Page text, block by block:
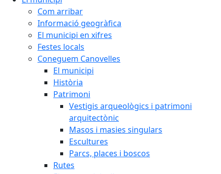
Com arribar
Informació geogràfica
El municipi en xifres
Festes locals
Coneguem Canovelles
El municipi
Història
Patrimoni
Vestigis arqueològics i patrimoni
arquitectònic
Masos i masies singulars
Escultures
Parcs, places i boscos
Rutes